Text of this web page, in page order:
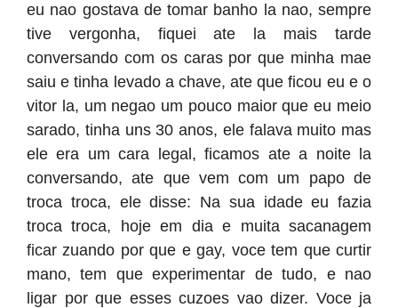
eu nao gostava de tomar banho la nao, sempre
tive vergonha, fiquei ate la mais tarde
conversando com os caras por que minha mae
saiu e tinha levado a chave, ate que ficou eu e o
vitor la, um negao um pouco maior que eu meio
sarado, tinha uns 30 anos, ele falava muito mas
ele era um cara legal, ficamos ate a noite la
conversando, ate que vem com um papo de
troca troca, ele disse: Na sua idade eu fazia
troca troca, hoje em dia e muita sacanagem
ficar zuando por que e gay, voce tem que curtir
mano, tem que experimentar de tudo, e nao
ligar por que esses cuzoes vao dizer. Voce ja